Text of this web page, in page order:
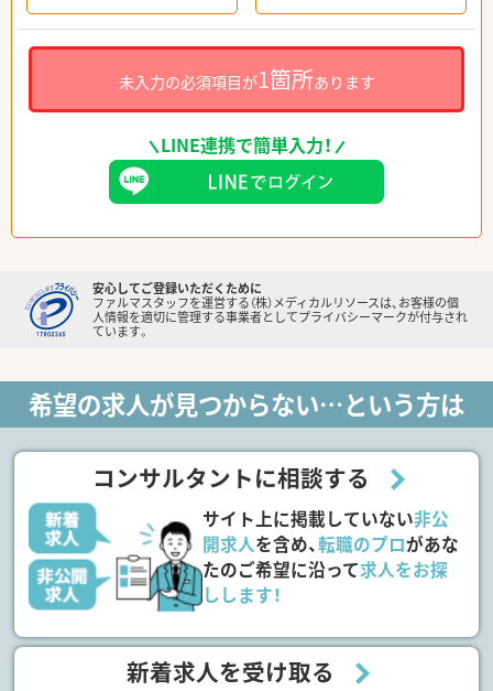
未入力の必須項目が1箇所あります
LINE連携で簡単入力！
安心してご登録いただくために
ファルマスタッフを運営する（株）メディカルリソースは、お客様の個
人情報を適切に管理する事業者としてプライバシーマークが付与され
ています。
希望の求人が見つからない…という方は
コンサルタントに相談する
サイト上に掲載していない非公
開求人を含め、転職のプロがあな
たのご希望に沿って求人をお探
しします！
新着求人を受け取る